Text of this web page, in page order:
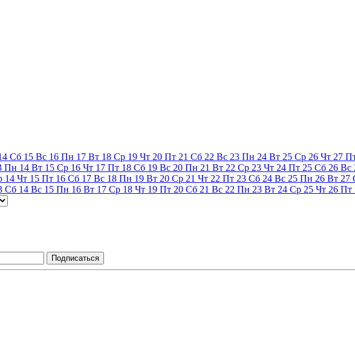
Сб 15 Вс 16 Пн 17 Вт 18 Ср 19 Чт 20 Пт 21 Сб 22 Вс 23 Пн 24 Вт 25 Ср 26 Чт 27
Пн 14 Вт 15 Ср 16 Чт 17 Пт 18 Сб 19 Вс 20 Пн 21 Вт 22 Ср 23 Чт 24 Пт 25 Сб 26 Вс
14 Чт 15 Пт 16 Сб 17 Вс 18 Пн 19 Вт 20 Ср 21 Чт 22 Пт 23 Сб 24 Вс 25 Пн 26 Вт 27
Сб 14 Вс 15 Пн 16 Вт 17 Ср 18 Чт 19 Пт 20 Сб 21 Вс 22 Пн 23 Вт 24 Ср 25 Чт 26 Пт